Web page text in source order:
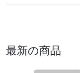
最新の商品